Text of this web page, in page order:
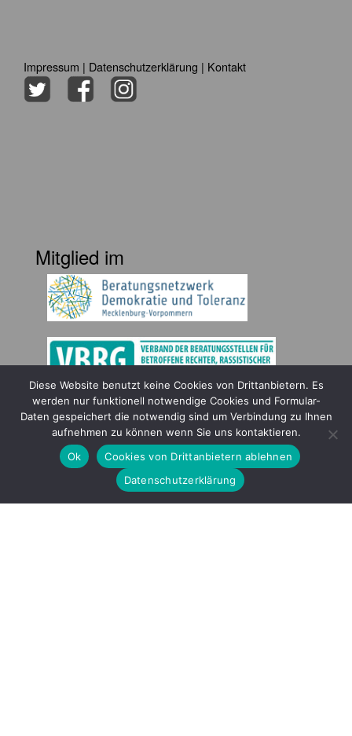
Impressum | Datenschutzerklärung | Kontakt
Mitglied im
Gefördert durch
Diese Website benutzt keine Cookies von Drittanbietern. Es
werden nur funktionell notwendige Cookies und Formular-
Daten gespeichert die notwendig sind um Verbindung zu Ihnen
aufnehmen zu können wenn Sie uns kontaktieren.
Ok
Cookies von Drittanbietern ablehnen
Datenschutzerklärung